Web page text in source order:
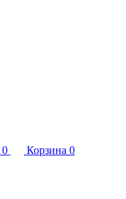
0 Корзина 0